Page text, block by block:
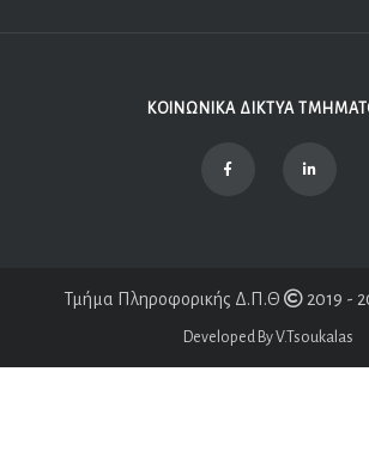
ΚΟΙΝΩΝΙΚΑ ΔΙΚΤΥΑ
Τμήμα Πληροφορικής Δ.Π.Θ 2019 -
Developed By V.Tsoukalas